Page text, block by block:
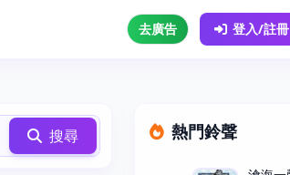
去廣告 登入/註冊
搜尋 熱門鈴聲